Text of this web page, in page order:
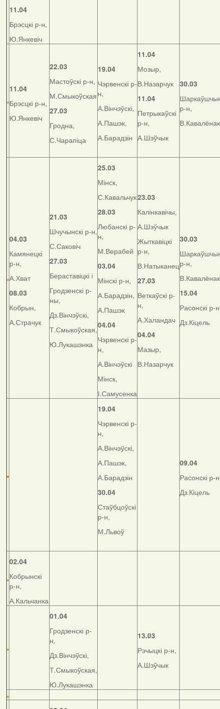
11.04
Брэсцкі р-н,
Ю.Янкевіч
11.04
Брэсцкі р-н,
Ю.Янкевіч
22.03
Мастоўскі р-н,
М.Смыкоўская
27.03
Гродна,
С.Чарапіца
19.04
Чэрвенскі р-
н,
А.Вінчэўскі,
А.Пашэк,
А.Барадзін
11.04
Мозыр,
В.Назарчук
11.04
Петрыкаўскі
р-н,
А.Шэўчык
30.03
р-н,
В.Кавалёнак
04.03
Камянецкі
р-н,
А.Хват
08.03
Кобрын,
А.Страчук
21.03
Шчучынскі р-н,
С.Саковіч
27.03
Бераставіцкі і
Гродзенскі р-
ны,
Дз.Вінчэўскі,
Т.Смыкоўская,
Ю.Лукашэнка
25.03
Мінск,
С.Кавальчук
28.03
Любанскі р-
н,
М.Верабей
03.04
Мінскі р-н,
А.Барадзін,
А.Пашэк
04.04
Чэрвенскі р-
н,
А.Вінчэўскі
Мінск,
І.Самусенка
23.03
Калінкавічы,
А.Шэўчык
Жыткавіцкі
р-н,
В.Натыканец
27.03
Веткаўскі р-
н,
А.Халандач
04.04
Мазыр,
В.Назарчук
30.03
р-н,
В.Кавалёнак
15.04
Расонскі р-
Дз.Кіцель
19.04
Чэрвенскі р-
н,
А.Вінчэўскі,
А.Пашэк,
А.Барадзін
30.04
Стаўбцоўскі
р-н,
М.Львоў
09.04
Расонскі р-
Дз.Кіцель
02.04
Кобрынскі
р-н,
А.Кальчанка
01.04
Гродзенскі р-
н,
Дз.Вінчэўскі,
Т.Смыкоўская,
Ю.Лукашэнка
13.03
Рэчыцкі р-н,
А.Шэўчык